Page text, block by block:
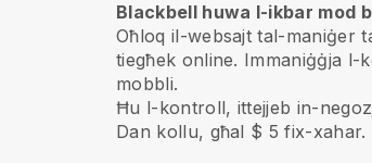
Blackbell huwa l-ikbar mod
Oħloq il-websajt tal-maniġer
tiegħek online. Immaniġġja l-
mobbli.
Ħu l-kontroll, ittejjeb in-
Dan kollu, għal $ 5 fix-xahar.